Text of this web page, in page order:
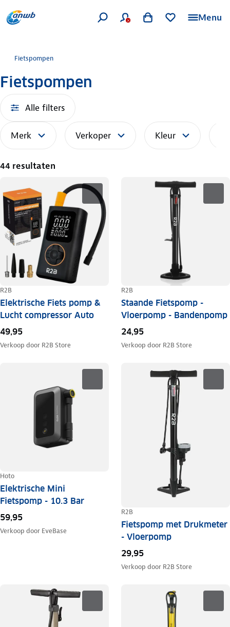
Menu
Fietspompen
Fietspompen
Alle filters
Merk Verkoper Kleur
44 resultaten
R2B
Elektrische Fiets pomp &
Lucht compressor Auto
49,95
Verkoop door R2B Store
R2B
Staande Fietspomp -
Vloerpomp - Bandenpomp
24,95
Verkoop door R2B Store
Hoto
Elektrische Mini
Fietspomp - 10.3 Bar
59,95
Verkoop door EveBase
R2B
Fietspomp met Drukmeter
- Vloerpomp
29,95
Verkoop door R2B Store